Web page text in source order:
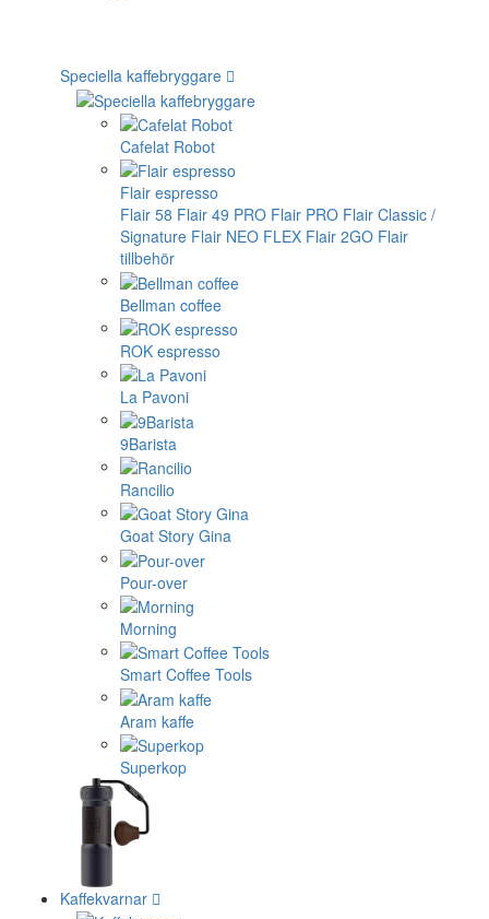
Speciella kaffebryggare
Cafelat Robot
Flair espresso
Flair 58 Flair 49 PRO Flair PRO Flair Classic /
Signature Flair NEO FLEX Flair 2GO Flair
tillbehör
Bellman coffee
ROK espresso
La Pavoni
9Barista
Rancilio
Goat Story Gina
Pour-over
Morning
Smart Coffee Tools
Aram kaffe
Superkop
Kaffekvarnar